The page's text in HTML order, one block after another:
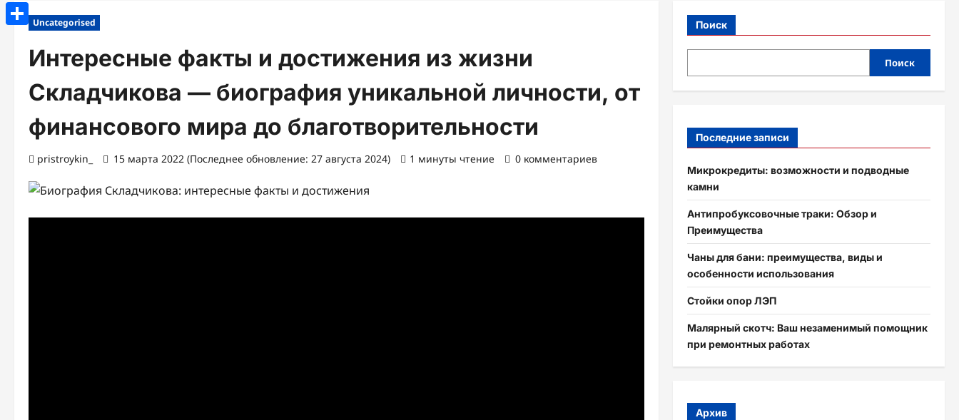
Uncategorised
Интересные факты и достижения из жизни
Складчикова — биография уникальной личности, от
финансового мира до благотворительности
pristroykin_ 15 марта 2022 (Последнее обновление: 27 августа 2024) 1 минуты чтение 0 комментариев
Поиск
Поиск
Последние записи
Микрокредиты: возможности и подводные
камни
Антипробуксовочные траки: Обзор и
Преимущества
Чаны для бани: преимущества, виды и
особенности использования
Стойки опор ЛЭП
Малярный скотч: Ваш незаменимый помощник
при ремонтных работах
Архив
Viber